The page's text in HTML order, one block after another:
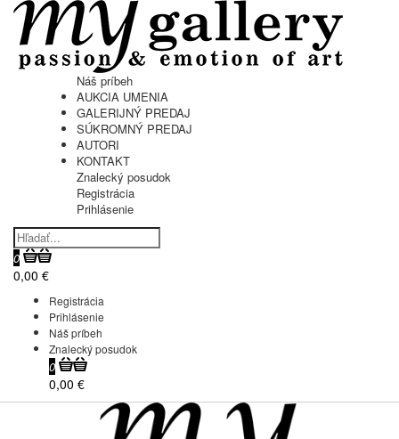
Náš príbeh
AUKCIA UMENIA
GALERIJNÝ PREDAJ
SÚKROMNÝ PREDAJ
AUTORI
KONTAKT
Znalecký posudok
Registrácia
Prihlásenie
0
0,00 €
Registrácia
Prihlásenie
Náš príbeh
Znalecký posudok
0
0,00 €